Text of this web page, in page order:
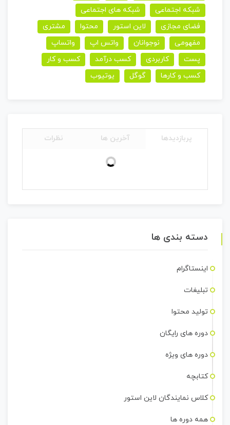
شبکه اجتماعی
شبکه های اجتماعی
فضای مجازی
لاین استور محتوا
مشتری
مفهومی
نوجوانان واتس اپ
واتساپ
پست
کاربردی کسب درآمد
کسب و کار
کسب و کارها
گوگل یوتیوب
پربازدیدها آخرین ها نظرات
دسته بندی ها
اینستاگرام
تبلیغات
تولید محتوا
دوره های رایگان
دوره های ویژه
کتابچه
کلاس نمایندگان لاین استور
همه دوره ها